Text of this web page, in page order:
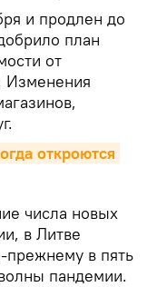
и продлен до
план
от
Изменения
числа новых
в Литве
прежнему в пять
пандемии.